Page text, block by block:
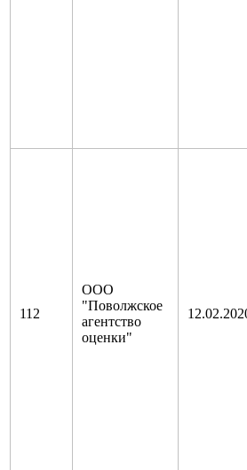
112
ООО
"Поволжское
агентство
оценки"